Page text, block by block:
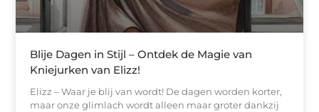
Blije Dagen in Stijl – Ontdek de Magie van
Kniejurken van Elizz!
Elizz – Waar je blij van wordt! De dagen worden korter,
maar onze glimlach wordt alleen maar groter dankzij